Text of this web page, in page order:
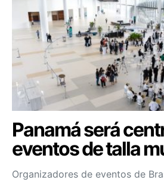
Panamá será
eventos de talla
Organizadores de eventos de